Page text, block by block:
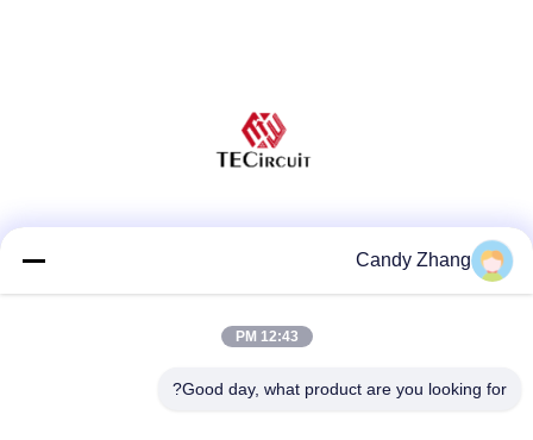
اتصال سريع
الهاتف
Candy Zhang
12:43 PM
Good day, what product are you looking for?